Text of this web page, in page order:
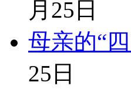
月25日
母亲的“
25日